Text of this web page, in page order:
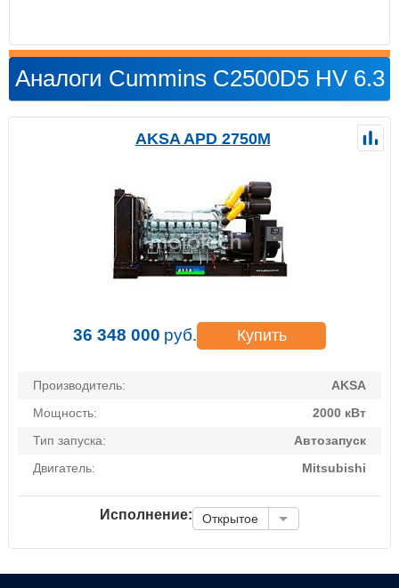
Аналоги Cummins C2500D5 HV 6.3
AKSA APD 2750M
36 348 000 руб. Купить
Производитель:
AKSA
Мощность:
2000 кВт
Тип запуска:
Автозапуск
Двигатель:
Mitsubishi
Исполнение: Открытое